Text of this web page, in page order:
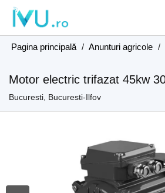
Pagina principală / Anunturi agricole /
Motor electric trifazat 45kw
Bucuresti, Bucuresti-Ilfov